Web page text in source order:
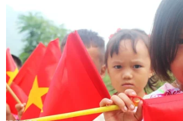
Choáng ngợp với
tỷ xuất hiện tại dải đất miền
16/09/2022 09:03
Màn roadshow hàng chục mẫu ôtô